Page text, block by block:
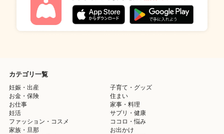
カテゴリ一覧
妊娠・出産
子育て・グッズ
お金・保険
住まい
お仕事
家事・料理
妊活
サプリ・健康
ファッション・コスメ
ココロ・悩み
家族・旦那
お出かけ